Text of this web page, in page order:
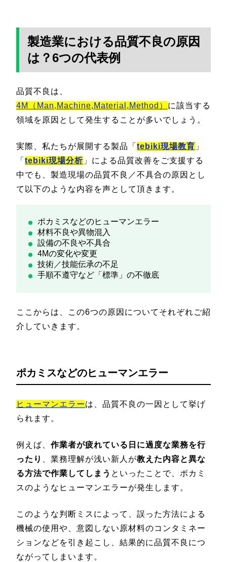
製造業における品質不良の原因
は？6つの代表例
品質不良は、
4M（Man,Machine,Material,Method） に該当する
領域を原因として発生することが多いでしょう。
実際、私たちが展開する製品「 tebiki現場教育 」
「 tebiki現場分析 」による品質改善をご支援する
中でも、製造現場の品質不良／不具合の原因とし
て以下のような内容を声として頂きます。
ポカミスなどのヒューマンエラー
材料不良や異物混入
設備の不良や不具合
4Mの変化や変更
技術／技能伝承の不足
手順不遵守など「標準」の不徹底
ここからは、この6つの原因についてそれぞれご紹
介していきます。
ポカミスなどのヒューマンエラー
ヒューマンエラーは、品質不良の一因として挙げ
られます。
例えば、 作業者が疲れている日に過度な業務を行
ったり
、業務理解が浅い新人が教えた内容と異な
る方法で作業してしまう といったことで、ポカミ
スのようなヒューマンエラーが発生します。
このような判断ミスによって、誤った方法による
機械の使用や、意図しない原材料のコンタミネー
ションなどを引き起こし、結果的に品質不良につ
ながってしまいます。